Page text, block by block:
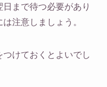
まで待つ必要があり
注意しましょう。
けておくとよいでし